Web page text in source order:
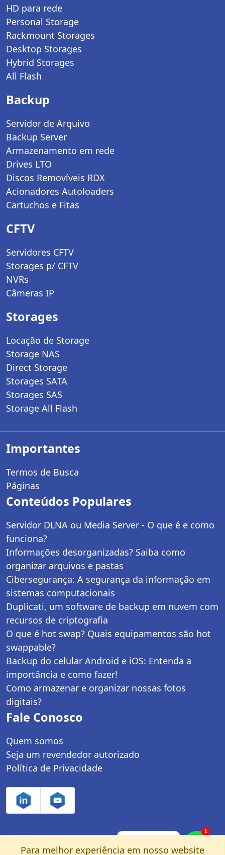
HD para rede
Personal Storage
Rackmount Storages
Desktop Storages
Hybrid Storages
All Flash
Backup
Servidor de Arquivo
Backup Server
Armazenamento em rede
Drives LTO
Discos Removíveis RDX
Acionadores Autoloaders
Cartuchos e Fitas
CFTV
Servidores CFTV
Storages p/ CFTV
NVRs
Câmeras IP
Storages
Locação de Storage
Storage NAS
Direct Storage
Storages SATA
Storages SAS
Storage All Flash
Importantes
Termos de Busca
Páginas
Conteúdos Populares
Servidor DLNA ou Media Server - O que é e como
funciona?
Informações desorganizadas? Saiba como
organizar arquivos e pastas
Cibersegurança: A segurança da informação em
sistemas computacionais
Duplicati, um software de backup em nuvem com
recursos de criptografia
O que é hot swap? Quais equipamentos são hot
swappable?
Backup do celular Android e iOS: Entenda a
importância e como fazer!
Como armazenar e organizar nossas fotos
digitais?
Fale Conosco
Quem somos
Seja um revendedor autorizado
Política de Privacidade
Controle Net Tecnologia LTDA | CNPJ:
03.247.280/0001-25 | Av. dos Carinás, 660 -
Para melhor experiência em nosso website
1
nosso Whatsapp!